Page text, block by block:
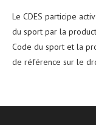
Le CDES participe
du sport par la
Code du sport et la
de référence sur le